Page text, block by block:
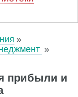
прибыли и